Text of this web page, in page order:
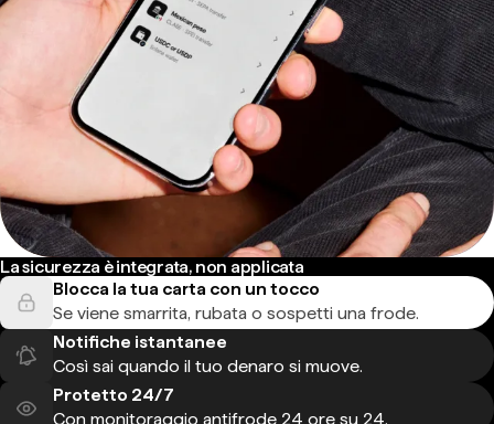
La sicurezza è integrata, non applicata
Blocca la tua carta con un tocco
Se viene smarrita, rubata o sospetti una frode.
Notifiche istantanee
Così sai quando il tuo denaro si muove.
Protetto 24/7
Con monitoraggio antifrode 24 ore su 24.